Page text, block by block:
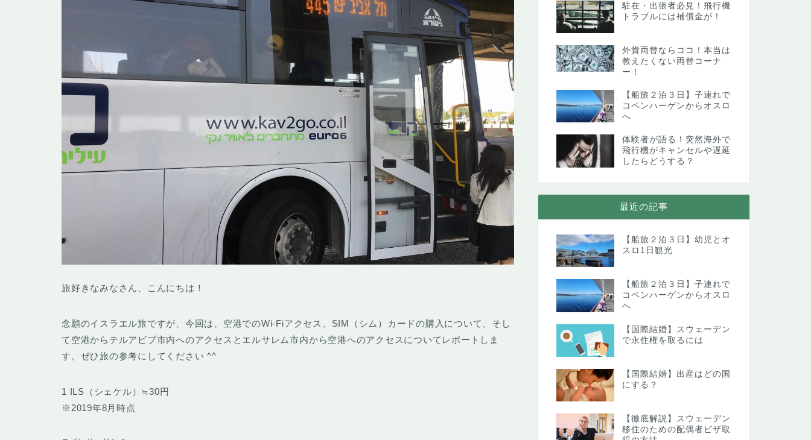
旅好きなみなさん、こんにちは！
念願のイスラエル旅ですが、今回は、空港でのWi-Fiアクセス、SIM（シム）カードの購入について、そし
て空港からテルアビブ市内へのアクセスとエルサレム市内から空港へのアクセスについてレポートしま
す。ぜひ旅の参考にしてください ^^
1 ILS（シェケル）≒30円
※2019年8月時点
駐在・出張者必見！飛行機
トラブルには補償金が！
外貨両替ならココ！本当は
教えたくない両替コーナ
ー！
【船旅２泊３日】子連れで
コペンハーゲンからオスロ
へ
体験者が語る！突然海外で
飛行機がキャンセルや遅延
したらどうする？
最近の記事
【船旅２泊３日】幼児とオ
スロ1日観光
【船旅２泊３日】子連れで
コペンハーゲンからオスロ
へ
【国際結婚】スウェーデン
で永住権を取るには
【国際結婚】出産はどの国
にする？
【徹底解説】スウェーデン
移住のための配偶者ビザ取